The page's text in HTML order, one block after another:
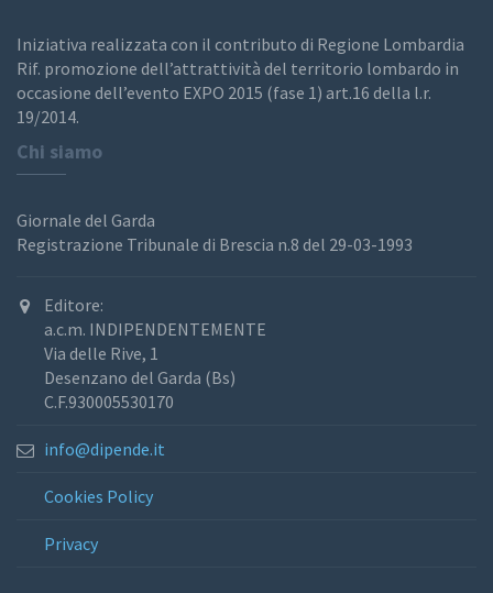
Iniziativa realizzata con il contributo di Regione Lombardia
Rif. promozione dell’attrattività del territorio lombardo in
occasione dell’evento EXPO 2015 (fase 1) art.16 della l.r.
19/2014.
Chi siamo
Giornale del Garda
Registrazione Tribunale di Brescia n.8 del 29-03-1993
Editore:
a.c.m. INDIPENDENTEMENTE
Via delle Rive, 1
Desenzano del Garda (Bs)
C.F.930005530170
info@dipende.it
Cookies Policy
Privacy